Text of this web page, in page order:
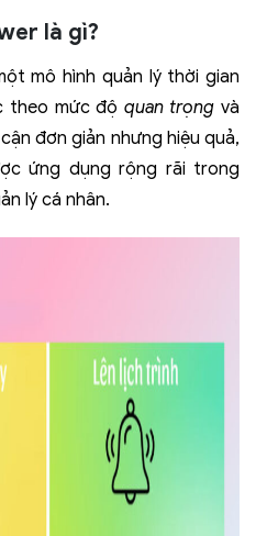
là gì?
mô hình quản lý thời gian
theo mức độ quan trọng và
đơn giản nhưng hiệu quả,
ứng dụng rộng rãi trong
lý cá nhân.